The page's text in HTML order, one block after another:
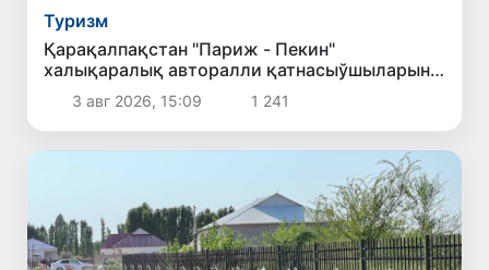
Туризм
Қарақалпақстан "Париж - Пекин"
халықаралық авторалли қатнасыўшыларын
қабыллады
3 авг 2026, 15:09 1 241